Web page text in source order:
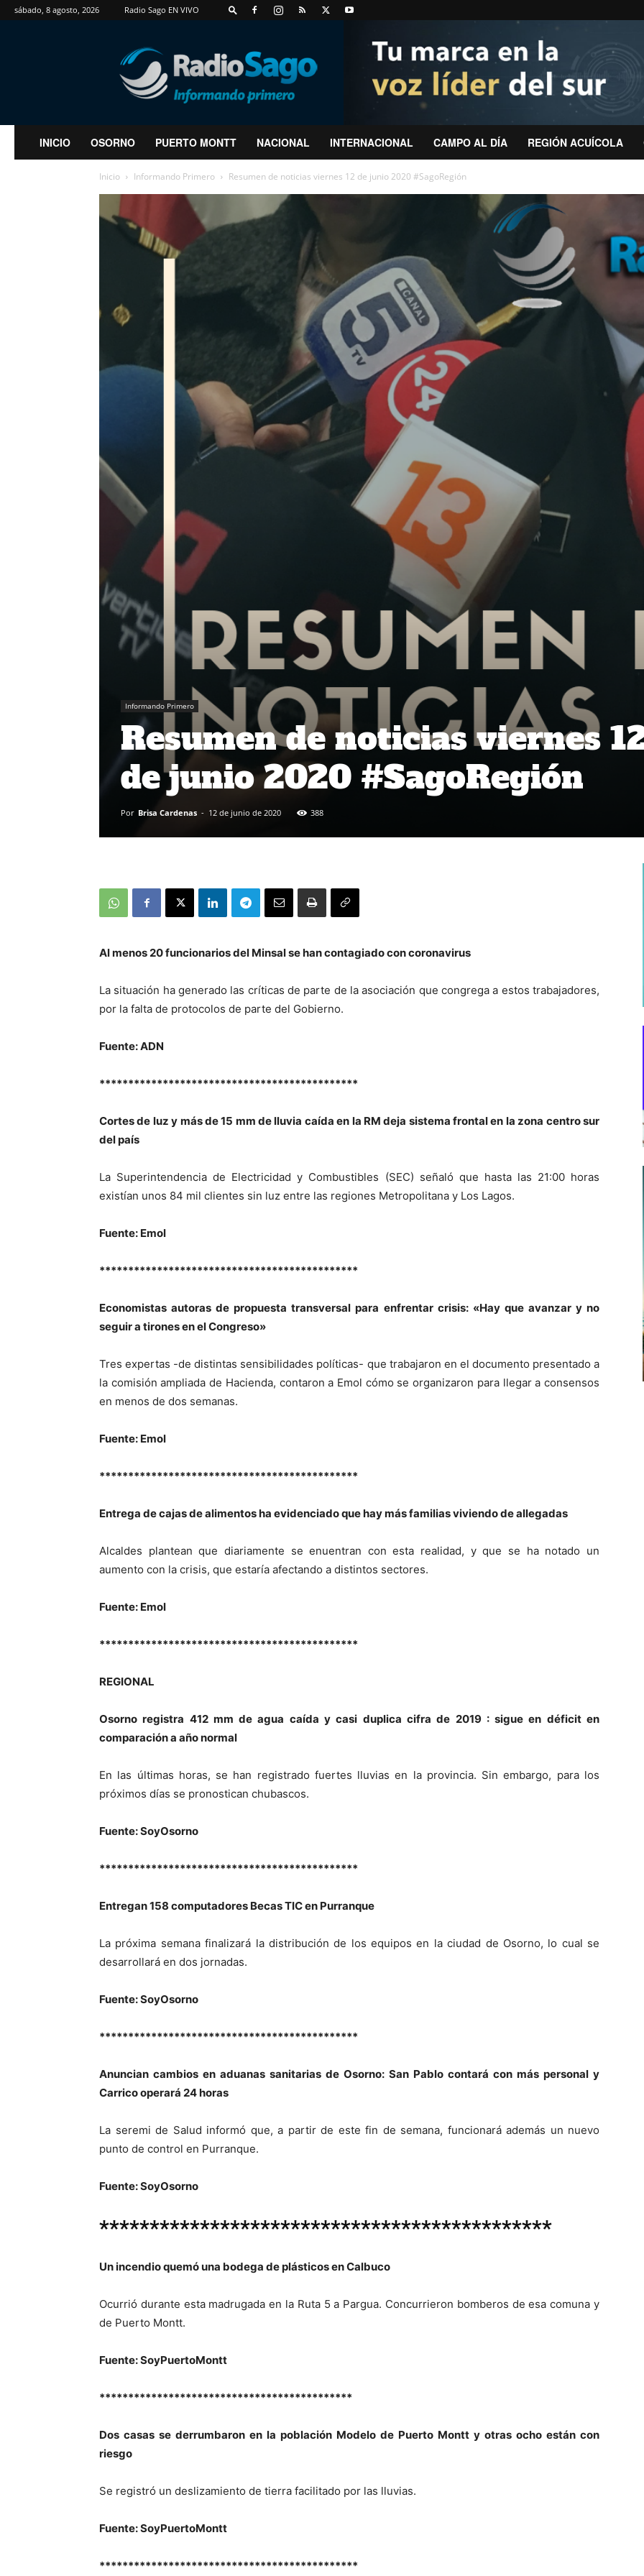
sábado, 8 agosto, 2026 Radio Sago EN VIVO
RadioSago
INICIO OSORNO PUERTO MONTT NACIONAL INTERNACIONAL CAMPO AL DÍA REGIÓN ACUÍCOLA
Inicio Informando Primero Resumen de noticias viernes 12 de junio 2020 #SagoRegión
Informando Primero
Resumen de noticias viernes
de junio 2020 #SagoRegión
Por Brisa Cardenas - 12 de junio de 2020 388
Al menos 20 funcionarios del Minsal se han contagiado con coronavirus
La situación ha generado las críticas de parte de la asociación que congrega a estos trabajadores,
por la falta de protocolos de parte del Gobierno.
Fuente: ADN
*********************************************
Cortes de luz y más de 15 mm de lluvia caída en la RM deja sistema frontal en la zona centro sur
del país
La Superintendencia de Electricidad y Combustibles (SEC) señaló que hasta las 21:00 horas
existían unos 84 mil clientes sin luz entre las regiones Metropolitana y Los Lagos.
Fuente: Emol
*********************************************
Economistas autoras de propuesta transversal para enfrentar crisis: «Hay que avanzar y no
seguir a tirones en el Congreso»
Tres expertas -de distintas sensibilidades políticas- que trabajaron en el documento presentado a
la comisión ampliada de Hacienda, contaron a Emol cómo se organizaron para llegar a consensos
en menos de dos semanas.
Fuente: Emol
*********************************************
Entrega de cajas de alimentos ha evidenciado que hay más familias viviendo de allegadas
Alcaldes plantean que diariamente se enuentran con esta realidad, y que se ha notado un
aumento con la crisis, que estaría afectando a distintos sectores.
Fuente: Emol
*********************************************
REGIONAL
Osorno registra 412 mm de agua caída y casi duplica cifra de 2019 : sigue en déficit en
comparación a año normal
En las últimas horas, se han registrado fuertes lluvias en la provincia. Sin embargo, para los
próximos días se pronostican chubascos.
Fuente: SoyOsorno
*********************************************
Entregan 158 computadores Becas TIC en Purranque
La próxima semana finalizará la distribución de los equipos en la ciudad de Osorno, lo cual se
desarrollará en dos jornadas.
Fuente: SoyOsorno
*********************************************
Anuncian cambios en aduanas sanitarias de Osorno: San Pablo contará con más personal y
Carrico operará 24 horas
La seremi de Salud informó que, a partir de este fin de semana, funcionará además un nuevo
punto de control en Purranque.
Fuente: SoyOsorno
*********************************************
Un incendio quemó una bodega de plásticos en Calbuco
Ocurrió durante esta madrugada en la Ruta 5 a Pargua. Concurrieron bomberos de esa comuna y
de Puerto Montt.
Fuente: SoyPuertoMontt
********************************************
Dos casas se derrumbaron en la población Modelo de Puerto Montt y otras ocho están con
riesgo
Se registró un deslizamiento de tierra facilitado por las lluvias.
Fuente: SoyPuertoMontt
*********************************************